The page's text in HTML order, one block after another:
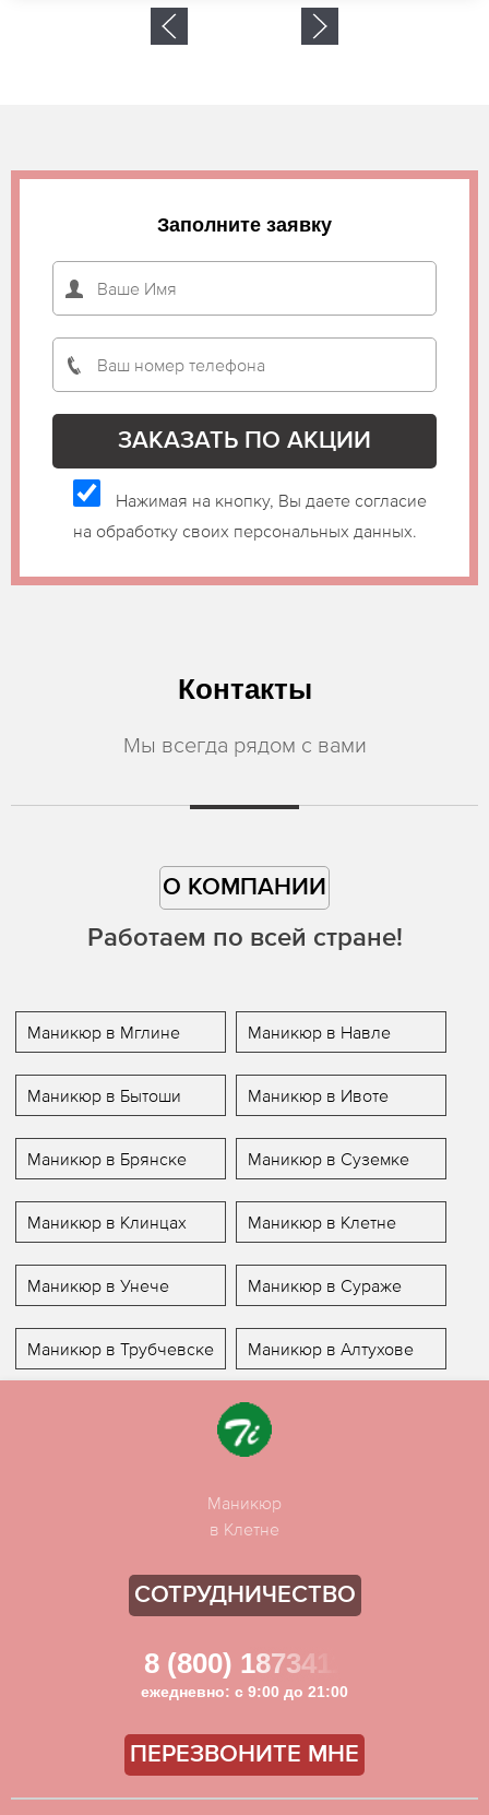
Заполните заявку
Нажимая на кнопку, Вы даете согласие
на обработку своих персональных данных.
Контакты
Мы всегда рядом с вами
О КОМПАНИИ
Работаем по всей стране!
Маникюр в Мглине Маникюр в Навле
Маникюр в Бытоши Маникюр в Ивоте
Маникюр в Брянске Маникюр в Суземке
Маникюр в Клинцах Маникюр в Клетне
Маникюр в Унече Маникюр в Сураже
Маникюр в Трубчевске Маникюр в Алтухове
Маникюр
в Клетне
СОТРУДНИЧЕСТВО
8 (800) 1873411
ежедневно: с 9:00 до 21:00
ПЕРЕЗВОНИТЕ МНЕ